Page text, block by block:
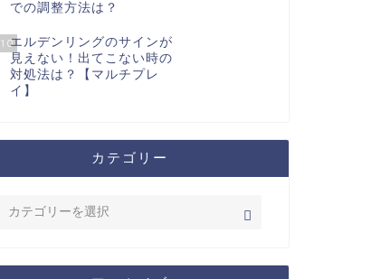
での調整方法は？
10エルデンリングのサインが
見えない！出てこない時の
対処法は？【マルチプレ
イ】
カテゴリー